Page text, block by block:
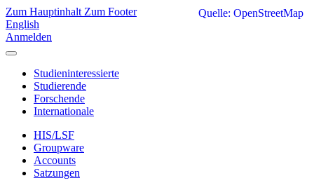
Zum Hauptinhalt Zum Footer
English
Anmelden
Studieninteressierte
Studierende
Forschende
Internationale
HIS/LSF
Groupware
Accounts
Satzungen
Quelle: OpenStreetMap